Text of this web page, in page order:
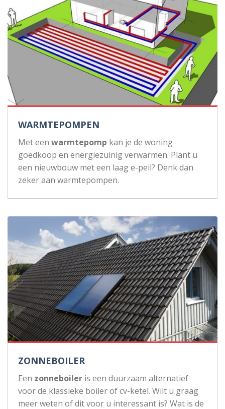
WARMTEPOMPEN
Met een warmtepomp kan je de woning
goedkoop en energiezuinig verwarmen. Plant u
een nieuwbouw met een laag e-peil? Denk dan
zeker aan warmtepompen.
ZONNEBOILER
Een zonneboiler is een duurzaam alternatief
voor de klassieke boiler of cv-ketel. Wilt u graag
meer weten of dit voor u interessant is? Wat is de